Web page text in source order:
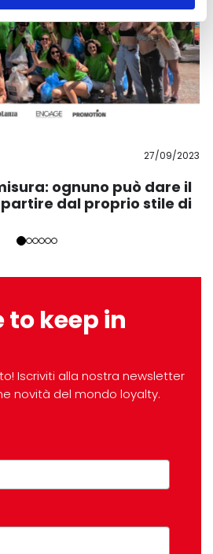
27/09/2023
ognuno può dare il
dal proprio stile di
to keep in
Iscriviti alla nostra newsletter
novità del mondo loyalty.